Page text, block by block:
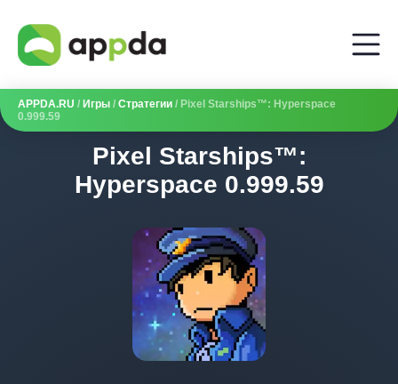
APPDA.RU / Игры / Стратегии / Pixel Starships™: Hyperspace
0.999.59
Pixel Starships™:
Hyperspace 0.999.59